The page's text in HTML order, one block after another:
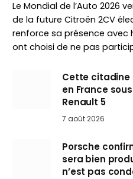
Le Mondial de l’Auto 2026
de la future Citroën 2CV
renforce sa présence avec
ont choisi de ne pas
Cette citadine
en France
Renault 5
7 août 2026
Porsche
sera bien
n’est pas